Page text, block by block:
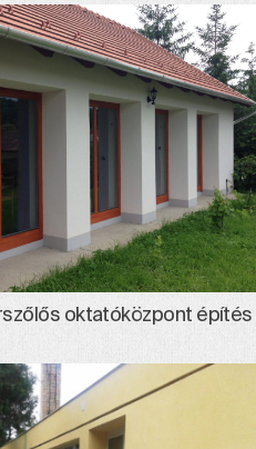
oktatóközpont építés